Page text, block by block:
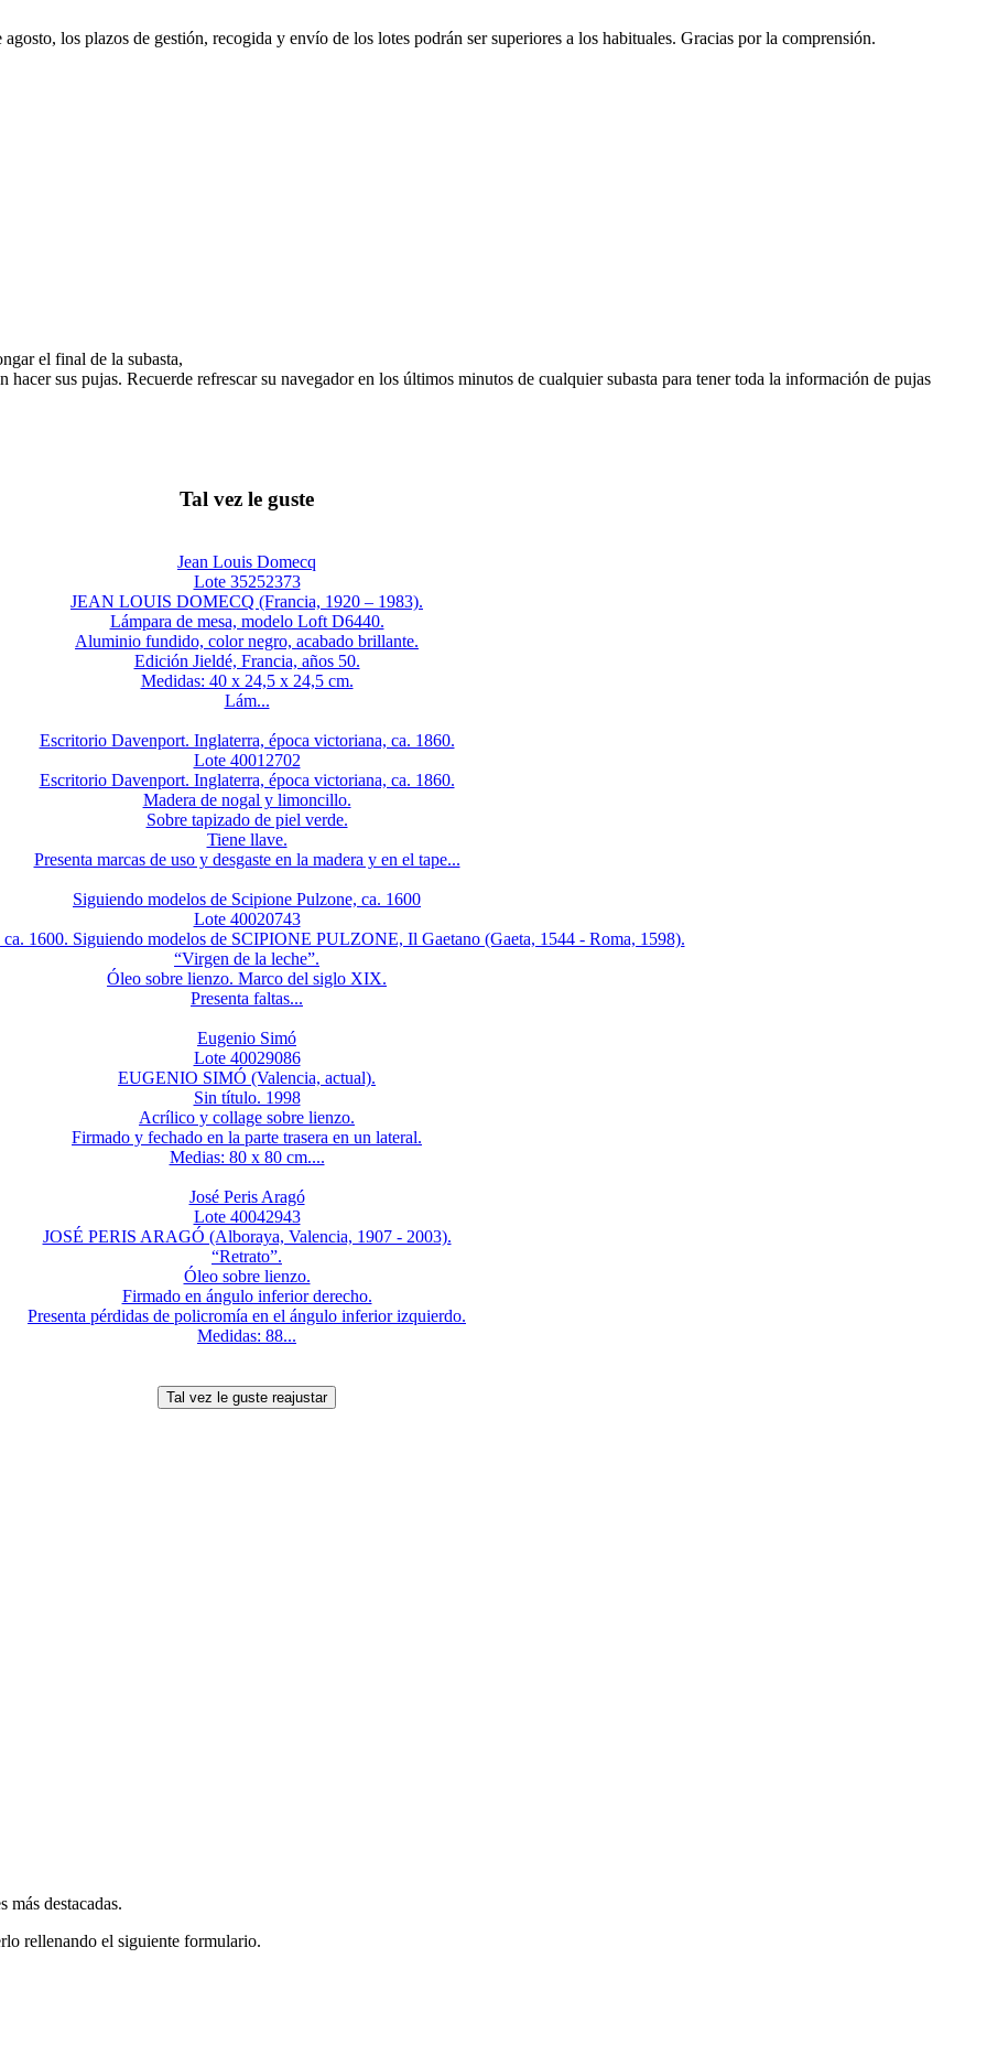
los plazos de gestión, recogida y envío de los lotes podrán ser superiores a los habituales. Gracias por la comprensión.
el final de la subasta,
hacer sus pujas. Recuerde refrescar su navegador en los últimos minutos de cualquier subasta para tener toda la información de pujas
Tal vez le guste
Jean Louis Domecq
Lote 35252373
JEAN LOUIS DOMECQ (Francia, 1920 – 1983).
Lámpara de mesa, modelo Loft D6440.
Aluminio fundido, color negro, acabado brillante.
Edición Jieldé, Francia, años 50.
Medidas: 40 x 24,5 x 24,5 cm.
Lám...
Escritorio Davenport. Inglaterra, época victoriana, ca. 1860.
Lote 40012702
Escritorio Davenport. Inglaterra, época victoriana, ca. 1860.
Madera de nogal y limoncillo.
Sobre tapizado de piel verde.
Tiene llave.
Presenta marcas de uso y desgaste en la madera y en el tape...
Siguiendo modelos de Scipione Pulzone, ca. 1600
Lote 40020743
ca. 1600. Siguiendo modelos de SCIPIONE PULZONE, Il Gaetano (Gaeta, 1544 - Roma, 1598).
“Virgen de la leche”.
Óleo sobre lienzo. Marco del siglo XIX.
Presenta faltas...
Eugenio Simó
Lote 40029086
EUGENIO SIMÓ (Valencia, actual).
Sin título. 1998
Acrílico y collage sobre lienzo.
Firmado y fechado en la parte trasera en un lateral.
Medias: 80 x 80 cm....
José Peris Aragó
Lote 40042943
JOSÉ PERIS ARAGÓ (Alboraya, Valencia, 1907 - 2003).
“Retrato”.
Óleo sobre lienzo.
Firmado en ángulo inferior derecho.
Presenta pérdidas de policromía en el ángulo inferior izquierdo.
Medidas: 88...
más destacadas.
rellenando el siguiente formulario.